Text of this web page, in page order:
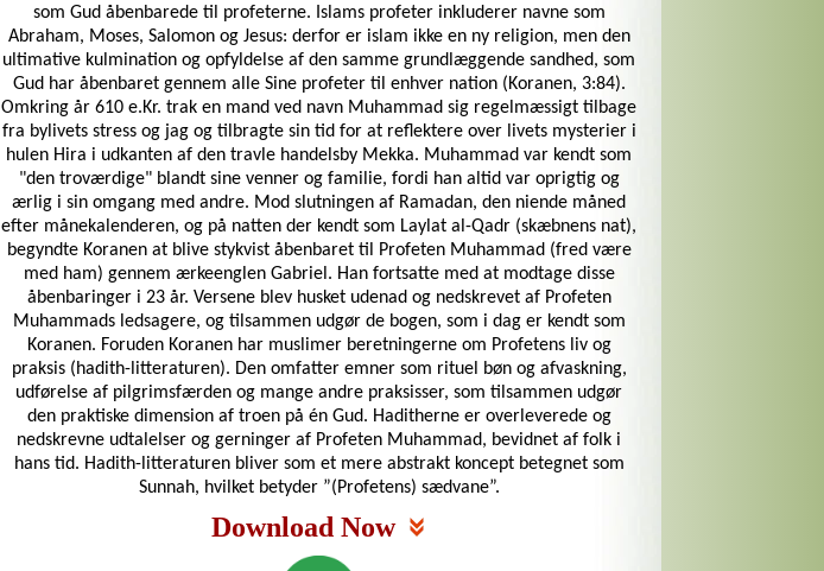
som Gud åbenbarede til profeterne. Islams profeter inkluderer navne som
Abraham, Moses, Salomon og Jesus: derfor er islam ikke en ny religion, men den
ultimative kulmination og opfyldelse af den samme grundlæggende sandhed, som
Gud har åbenbaret gennem alle Sine profeter til enhver nation (Koranen, 3:84).
Omkring år 610 e.Kr. trak en mand ved navn Muhammad sig regelmæssigt tilbage
fra bylivets stress og jag og tilbragte sin tid for at reflektere over livets mysterier i
hulen Hira i udkanten af den travle handelsby Mekka. Muhammad var kendt som
"den troværdige" blandt sine venner og familie, fordi han altid var oprigtig og
ærlig i sin omgang med andre. Mod slutningen af Ramadan, den niende måned
efter månekalenderen, og på natten der kendt som Laylat al-Qadr (skæbnens nat),
begyndte Koranen at blive stykvist åbenbaret til Profeten Muhammad (fred være
med ham) gennem ærkeenglen Gabriel. Han fortsatte med at modtage disse
åbenbaringer i 23 år. Versene blev husket udenad og nedskrevet af Profeten
Muhammads ledsagere, og tilsammen udgør de bogen, som i dag er kendt som
Koranen. Foruden Koranen har muslimer beretningerne om Profetens liv og
praksis (hadith-litteraturen). Den omfatter emner som rituel bøn og afvaskning,
udførelse af pilgrimsfærden og mange andre praksisser, som tilsammen udgør
den praktiske dimension af troen på én Gud. Haditherne er overleverede og
nedskrevne udtalelser og gerninger af Profeten Muhammad, bevidnet af folk i
hans tid. Hadith-litteraturen bliver som et mere abstrakt koncept betegnet som
Sunnah, hvilket betyder ”(Profetens) sædvane”.
Download Now